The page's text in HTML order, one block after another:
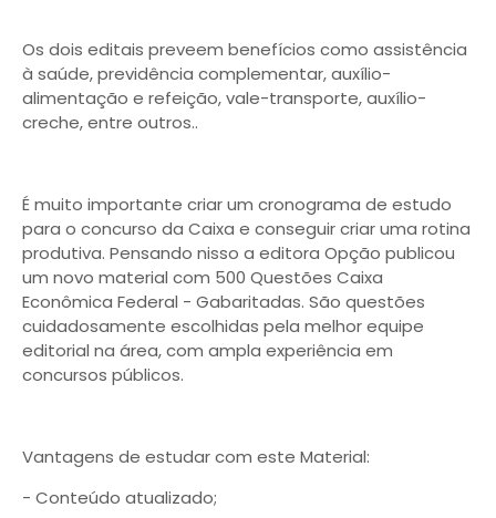
Os dois editais preveem benefícios como assistência
à saúde, previdência complementar, auxílio-
alimentação e refeição, vale-transporte, auxílio-
creche, entre outros..
É muito importante criar um cronograma de estudo
para o concurso da Caixa e conseguir criar uma rotina
produtiva. Pensando nisso a editora Opção publicou
um novo material com 500 Questões Caixa
Econômica Federal - Gabaritadas. São questões
cuidadosamente escolhidas pela melhor equipe
editorial na área, com ampla experiência em
concursos públicos.
Vantagens de estudar com este Material:
- Conteúdo atualizado;